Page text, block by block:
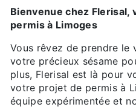
Bienvenue chez Flerisal,
permis à Limoges
Vous rêvez de prendre
votre précieux sésame
plus, Flerisal est là pour
votre projet de permis à
équipe expérimentée et